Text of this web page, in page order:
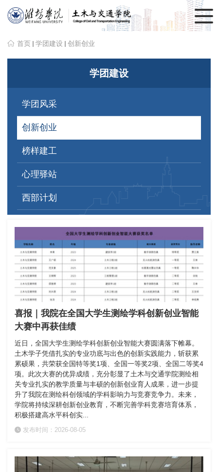
首页 学团建设 创新创业
学团建设
学团风采
创新创业
榜样建工
心理驿站
西部计划
喜报｜我院在全国大学生测绘学科创新创业智能
大赛中再获佳绩
近日，全国大学生测绘学科创新创业智能大赛圆满落下帷幕。
土木学子凭借扎实的专业功底与出色的创新实践能力，斩获累
累硕果，共荣获全国特等奖1项、全国一等奖2项、全国二等奖4
项。此次大赛的优异成绩，充分彰显了土木与交通学院测绘相
关专业扎实的教学质量与丰硕的创新创业育人成果，进一步提
升了我院在测绘科创领域的学科影响力与竞赛竞争力。未来，
学院将持续深耕创新创业教育，不断完善学科竞赛培育体系，
积极搭建高水平科创实...
发布时间：2026-08-05